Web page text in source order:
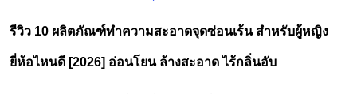
รีวิว 10 ผลิตภัณฑ์ทำความสะอาดจุดซ่อนเร้น สำหรับผู้หญิง
ยี่ห้อไหนดี [2026] อ่อนโยน ล้างสะอาด ไร้กลิ่นอับ